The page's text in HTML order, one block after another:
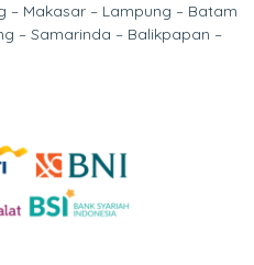
– Makasar – Lampung – Batam
– Samarinda – Balikpapan –